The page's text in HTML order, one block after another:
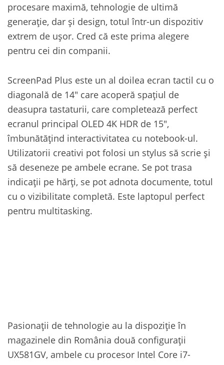
procesare maximă, tehnologie de ultimă
generație, dar și design, totul într-un dispozitiv
extrem de ușor. Cred că este prima alegere
pentru cei din companii.
ScreenPad Plus este un al doilea ecran tactil cu o
diagonală de 14″ care acoperă spațiul de
deasupra tastaturii, care completează perfect
ecranul principal OLED 4K HDR de 15″,
îmbunătățind interactivitatea cu notebook-ul.
Utilizatorii creativi pot folosi un stylus să scrie și
să deseneze pe ambele ecrane. Se pot trasa
indicații pe hărți, se pot adnota documente, totul
cu o vizibilitate completă. Este laptopul perfect
pentru multitasking.
Pasionații de tehnologie au la dispoziție în
magazinele din România două configurații
UX581GV, ambele cu procesor Intel Core i7-